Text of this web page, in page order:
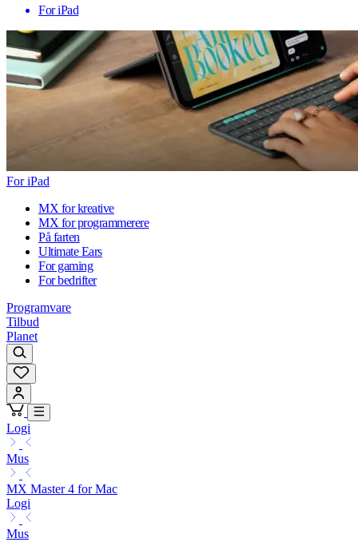
For iPad
For iPad
MX for kreative
MX for programmerere
På farten
Ultimate Ears
For gaming
For bedrifter
Programvare
Tilbud
Planet
Logi
Mus
MX Master 4 for Mac
Logi
Mus